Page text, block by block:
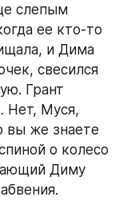
слепым
ее кто-то
и Дима
свесился
Грант
Нет, Муся,
вы же знаете
о колесо
Диму